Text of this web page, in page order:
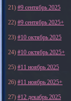
21) #9 сентябрь 2025
22) #9 сентябрь 2025+
23) #10 октябрь 2025
24) #10 октябрь 2025+
25) #11 ноябрь 2025
26) #11 ноябрь 2025+
27) #12 декабрь 2025